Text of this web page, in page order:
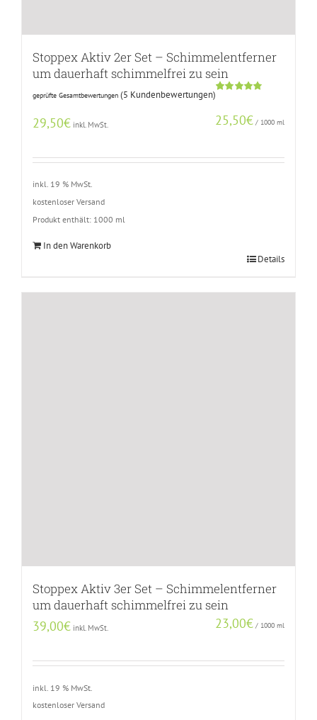
Stoppex Aktiv 2er Set – Schimmelentferner
um dauerhaft schimmelfrei zu sein
von 5,
basierend
geprüfte Gesamtbewertungen (5 Kundenbewertungen)
29,50€ inkl. MwSt. 25,50€ / 1000 ml
inkl. 19 % MwSt.
kostenloser Versand
Produkt enthält: 1000 ml
In den Warenkorb
Details
Stoppex Aktiv 3er Set – Schimmelentferner
um dauerhaft schimmelfrei zu sein
39,00€ inkl. MwSt. 23,00€ / 1000 ml
inkl. 19 % MwSt.
kostenloser Versand